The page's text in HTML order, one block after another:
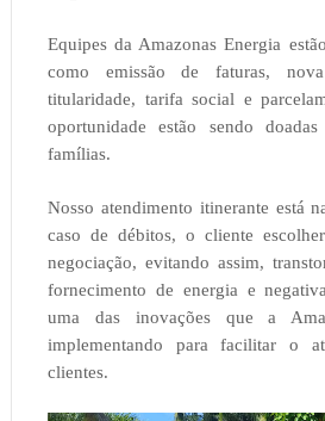
Equipes da Amazonas Energia
como emissão de faturas,
titularidade, tarifa social e
oportunidade estão sendo
famílias.
Nosso atendimento itinerante está
caso de débitos, o cliente
negociação, evitando assim,
fornecimento de energia e
uma das inovações que a
implementando para facilitar o
clientes.